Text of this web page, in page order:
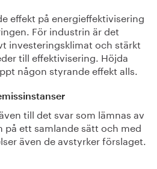
effekt på energieffektivisering
För industrin är det
investeringsklimat och stärkt
till effektivisering. Höjda
någon styrande effekt alls.
till det svar som lämnas av
på ett samlande sätt och med
även de avstyrker förslaget.